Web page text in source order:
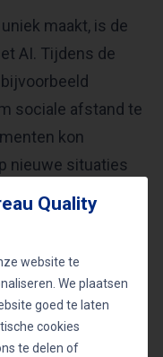
maakt, is de
AI. Tijdens de
sociale afstand te
kon
nieuwe situaties
om
maken. Toch
Quality
website te
We plaatsen
goed te laten
cookies
te delen of